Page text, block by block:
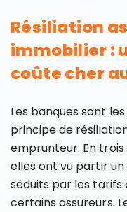
Résiliation
immobilier :
coûte cher
Les banques sont
principe de
emprunteur. En trois
elles ont vu partir un
séduits par les
certains assureurs.